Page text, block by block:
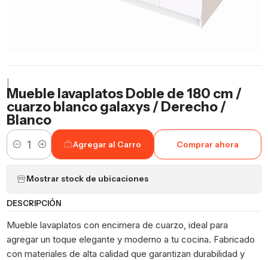
Mueble lavaplatos Doble de 180 cm /
cuarzo blanco galaxys / Derecho /
Blanco
Cantidad
Agregar al Carro Comprar ahora
Mostrar stock de ubicaciones
DESCRIPCIÓN
Mueble lavaplatos con encimera de cuarzo, ideal para
agregar un toque elegante y moderno a tu cocina. Fabricado
con materiales de alta calidad que garantizan durabilidad y